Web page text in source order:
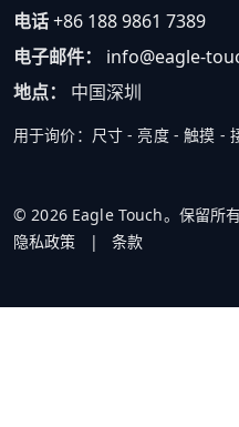
电话+86 188 9861 7389
电子邮件：
info@eagle-
地点：
中国深圳
用于询价：尺寸 - 亮度 - 触摸 -
© 2026 Eagle Touch。保留所
隐私政策
| 条款